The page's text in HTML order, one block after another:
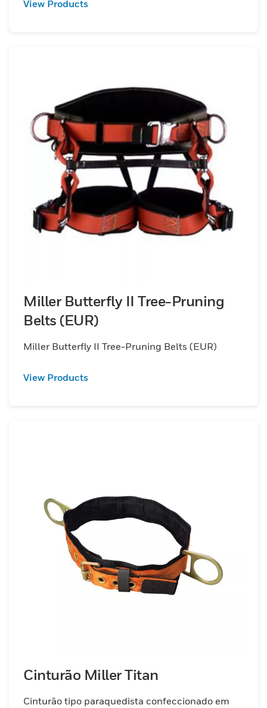
View Products
Miller Butterfly II Tree-Pruning
Belts (EUR)
Miller Butterfly II Tree-Pruning Belts (EUR)
View Products
Cinturão Miller Titan
Cinturão tipo paraquedista confeccionado em